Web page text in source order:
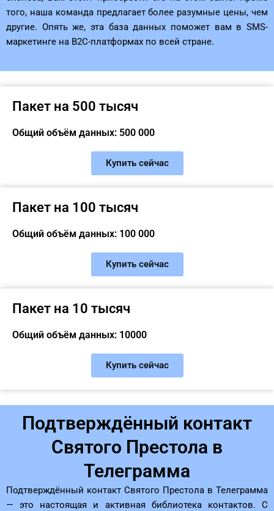
того, наша команда предлагает более разумные цены, чем
другие. Опять же, эта база данных поможет вам в SMS-
маркетинге на B2C-платформах по всей стране.
Пакет на 500 тысяч
Общий объём данных: 500 000
Купить сейчас
Пакет на 100 тысяч
Общий объём данных: 100 000
Купить сейчас
Пакет на 10 тысяч
Общий объём данных: 10000
Купить сейчас
Подтверждённый контакт
Святого Престола в
Телеграмма
Подтверждённый контакт Святого Престола в Телеграмма
— это настоящая и активная библиотека контактов. С